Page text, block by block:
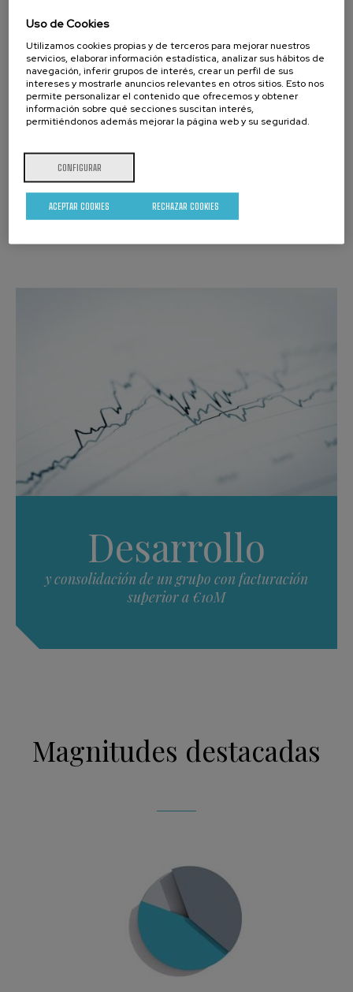
en la audiencia de internet en español y portugués.
Sus servicios incluyen la gestión integral de
campañas sobre el canal de email marketing, con
soluciones llave en mano.
Para ello cuenta con tecnologías propietarias y know-
how específico sobre el canal para maximizar los
resultados en un canal tan específico y complejo
Desarrollo
y consolidación de un grupo con facturación
superior a €10M
Magnitudes destacadas
Uso de Cookies
Utilizamos cookies propias y de terceros para mejorar nuestros
servicios, elaborar información estadística, analizar sus hábitos de
navegación, inferir grupos de interés, crear un perfil de sus
intereses y mostrarle anuncios relevantes en otros sitios. Esto nos
permite personalizar el contenido que ofrecemos y obtener
información sobre qué secciones suscitan interés,
permitiéndonos además mejorar la página web y su seguridad.
CONFIGURAR
RECHAZAR COOKIES
ACEPTAR COOKIES